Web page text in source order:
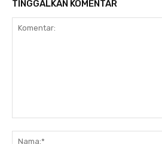
TINGGALKAN KOMENTAR